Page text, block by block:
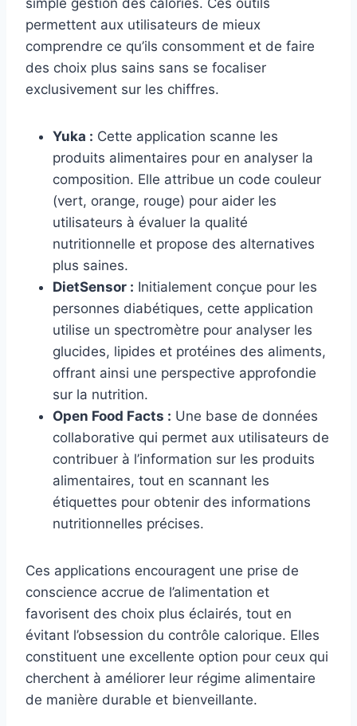
simple gestion des calories. Ces outils
permettent aux utilisateurs de mieux
comprendre ce qu’ils consomment et de faire
des choix plus sains sans se focaliser
exclusivement sur les chiffres.
Yuka : Cette application scanne les
produits alimentaires pour en analyser la
composition. Elle attribue un code couleur
(vert, orange, rouge) pour aider les
utilisateurs à évaluer la qualité
nutritionnelle et propose des alternatives
plus saines.
DietSensor : Initialement conçue pour les
personnes diabétiques, cette application
utilise un spectromètre pour analyser les
glucides, lipides et protéines des aliments,
offrant ainsi une perspective approfondie
sur la nutrition.
Open Food Facts : Une base de données
collaborative qui permet aux utilisateurs de
contribuer à l’information sur les produits
alimentaires, tout en scannant les
étiquettes pour obtenir des informations
nutritionnelles précises.
Ces applications encouragent une prise de
conscience accrue de l’alimentation et
favorisent des choix plus éclairés, tout en
évitant l’obsession du contrôle calorique. Elles
constituent une excellente option pour ceux qui
cherchent à améliorer leur régime alimentaire
de manière durable et bienveillante.